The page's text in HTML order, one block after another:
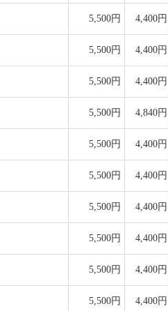
5,500円 4,400円
5,500円 4,400円
5,500円 4,400円
5,500円 4,840円
5,500円 4,400円
5,500円 4,400円
5,500円 4,400円
5,500円 4,400円
5,500円 4,400円
5,500円 4,400円